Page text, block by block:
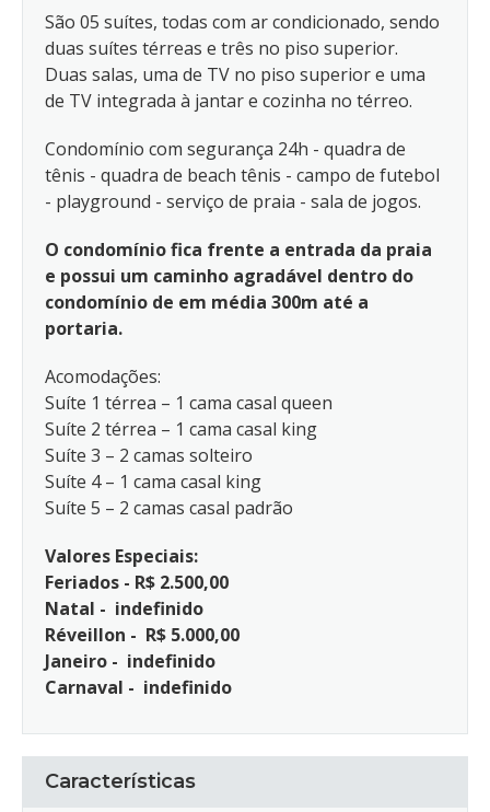
São 05 suítes, todas com ar condicionado, sendo
duas suítes térreas e três no piso superior.
Duas salas, uma de TV no piso superior e uma
de TV integrada à jantar e cozinha no térreo.
Condomínio com segurança 24h - quadra de
tênis - quadra de beach tênis - campo de futebol
- playground - serviço de praia - sala de jogos.
O condomínio fica frente a entrada da praia
e possui um caminho agradável dentro do
condomínio de em média 300m até a
portaria.
Acomodações:
Suíte 1 térrea – 1 cama casal queen
Suíte 2 térrea – 1 cama casal king
Suíte 3 – 2 camas solteiro
Suíte 4 – 1 cama casal king
Suíte 5 – 2 camas casal padrão
Valores Especiais:
Feriados - R$ 2.500,00
Natal - indefinido
Réveillon - R$ 5.000,00
Janeiro - indefinido
Carnaval - indefinido
Características